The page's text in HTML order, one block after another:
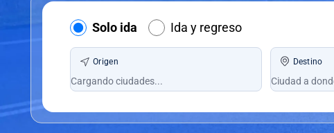
Solo ida Ida y regreso
Origen Destino